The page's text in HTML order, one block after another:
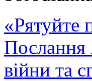
«Рятуйте
війни та